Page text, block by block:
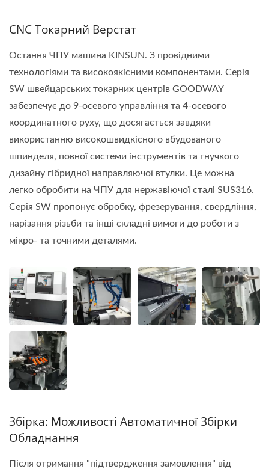
CNC Токарний Верстат
Остання ЧПУ машина KINSUN. З провідними
технологіями та високоякісними компонентами. Серія
SW швейцарських токарних центрів GOODWAY
забезпечує до 9-осевого управління та 4-осевого
координатного руху, що досягається завдяки
використанню високошвидкісного вбудованого
шпинделя, повної системи інструментів та гнучкого
дизайну гібридної направляючої втулки. Це можна
легко обробити на ЧПУ для нержавіючої сталі SUS316.
Серія SW пропонує обробку, фрезерування, свердління,
нарізання різьби та інші складні вимоги до роботи з
мікро- та точними деталями.
Збірка: Можливості Автоматичної Збірки
Обладнання
Після отримання "підтвердження замовлення" від